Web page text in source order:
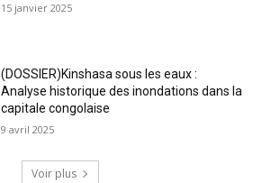
15 janvier 2025
(DOSSIER)Kinshasa sous les eaux :
Analyse historique des inondations dans la
capitale congolaise
9 avril 2025
Voir plus